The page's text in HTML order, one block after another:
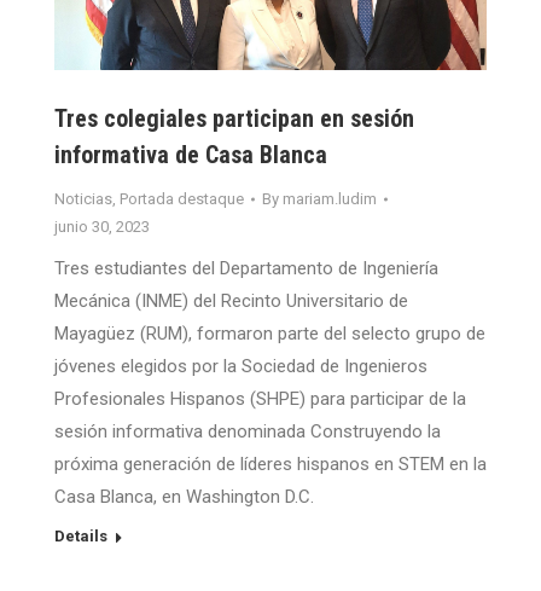
Tres colegiales participan en sesión
informativa de Casa Blanca
Noticias, Portada destaque By mariam.ludim
junio 30, 2023
Tres estudiantes del Departamento de Ingeniería
Mecánica (INME) del Recinto Universitario de
Mayagüez (RUM), formaron parte del selecto grupo de
jóvenes elegidos por la Sociedad de Ingenieros
Profesionales Hispanos (SHPE) para participar de la
sesión informativa denominada Construyendo la
próxima generación de líderes hispanos en STEM en la
Casa Blanca, en Washington D.C.
Details